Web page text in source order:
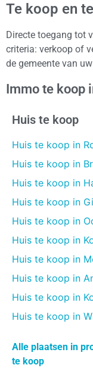
Te koop en
Directe toegang tot
criteria: verkoop of
de gemeente van
Immo te koop
Huis te koop
Huis te koop in
Huis te koop in
Huis te koop in
Huis te koop in
Huis te koop in
Huis te koop in
Huis te koop in
Huis te koop in
Huis te koop in
Huis te koop in
Alle plaatsen in
te koop